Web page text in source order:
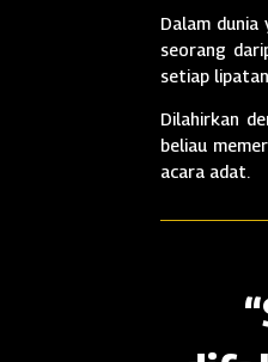
Dalam dunia
seorang
setiap
Dilahirkan
beliau
acara adat.